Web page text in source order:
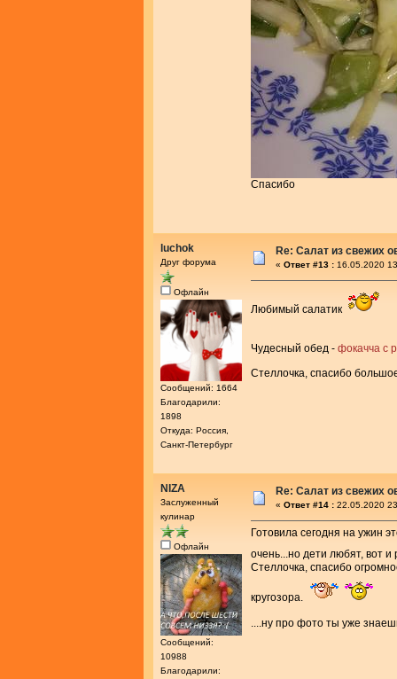
Спасибо
luchok
Друг форума
Офлайн
Сообщений: 1664
Благодарили:
1898
Откуда: Россия,
Санкт-Петербург
Re: Салат из свежих
« Ответ #13 : 16.05.2020
Любимый салатик
Чудесный обед - фокачча с
Стеллочка, спасибо
NIZA
Заслуженный
кулинар
Офлайн
Сообщений:
10988
Благодарили:
Re: Салат из свежих
« Ответ #14 : 22.05.2020
Готовила сегодня на ужин
очень...но дети любят, вот
Стеллочка, спасибо
кругозора.
....ну про фото ты уже